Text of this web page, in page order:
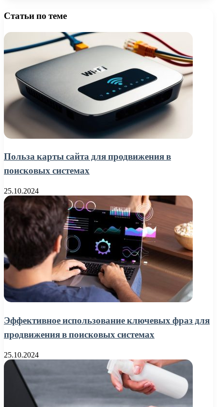
Статьи по теме
Польза карты сайта для продвижения в
поисковых системах
25.10.2024
Эффективное использование ключевых фраз для
продвижения в поисковых системах
25.10.2024